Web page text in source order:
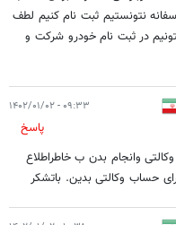
نتونستیم ثبت نام کنیم لطف
در ثبت نام خودرو شرکت و
۰۹:۳۳ - ۱۴۰۲/۰۱/۰۲
پاسخ
وانجام بدن ب خاطراطلاع
حساب وکالتی بدین. باتشکر